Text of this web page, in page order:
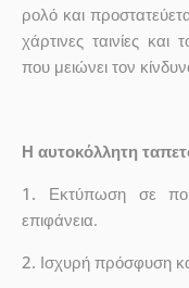
ρολό και
χάρτινες ταινίες και
που μειώνει τον
Η αυτοκόλλητη
1. Εκτύπωση σε
επιφάνεια.
2. Ισχυρή πρόσφυση